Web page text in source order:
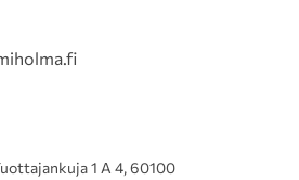
1 A 4, 60100